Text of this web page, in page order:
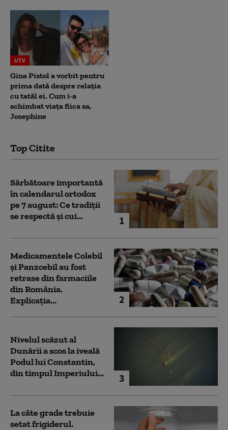
UTV
Gina Pistol a vorbit pentru
prima dată despre relația
cu tatăl ei. Cum i-a
schimbat viața fiica sa,
Josephine
Top Citite
1
Sărbătoare importantă
în calendarul ortodox
pe 7 august: Ce tradiții
se respectă și cui...
2
Medicamentele Colebil
și Panzcebil au fost
retrase din farmaciile
din România.
Explicația...
3
Nivelul scăzut al
Dunării a scos la iveală
Podul lui Constantin,
din timpul Imperiului...
La câte grade trebuie
setat frigiderul.